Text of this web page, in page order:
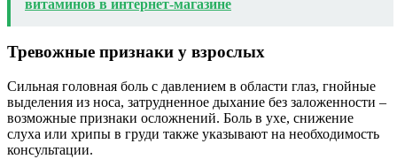
витаминов в интернет-магазине
Тревожные признаки у взрослых
Сильная головная боль с давлением в области глаз, гнойные
выделения из носа, затрудненное дыхание без заложенности –
возможные признаки осложнений. Боль в ухе, снижение
слуха или хрипы в груди также указывают на необходимость
консультации.